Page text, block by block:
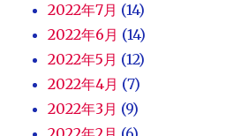
2022年7月 (14)
2022年6月 (14)
2022年5月 (12)
2022年4月 (7)
2022年3月 (9)